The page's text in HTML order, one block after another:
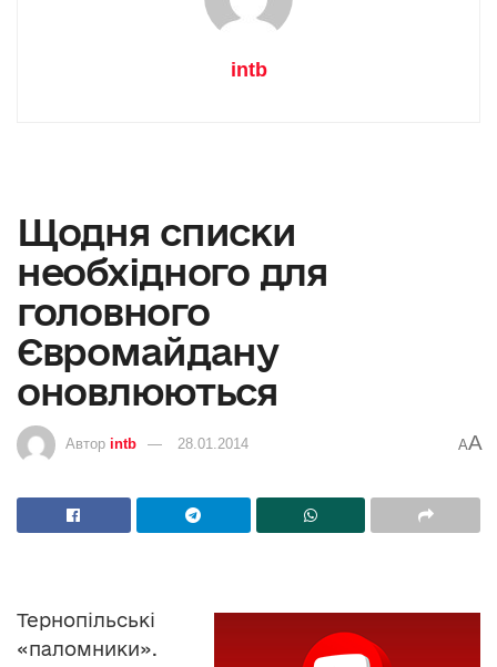
intb
Щодня списки
необхідного для
головного
Євромайдану
оновлюються
Автор intb 28.01.2014 AA
Тернопільські
«паломники».